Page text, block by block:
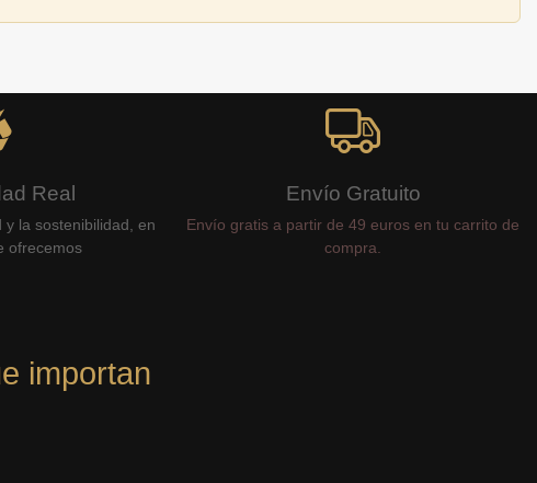
Real
y la sostenibilidad, en
ofrecemos
Envío Gratuito
Envío gratis a partir de 49 euros en tu carrito de
compra.
importan